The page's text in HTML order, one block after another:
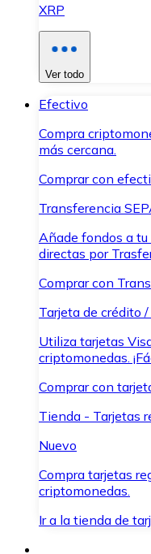
XRP
Ver todo
Efectivo
Compra
más cercana.
Comprar con
Transferencia
Añade fondos a
directas por
Comprar con
Tarjeta de crédito
Utiliza tarjetas
criptomonedas.
Comprar con
Tienda - Tarjetas
Nuevo
Compra tarjetas
criptomonedas.
Ir a la tienda de